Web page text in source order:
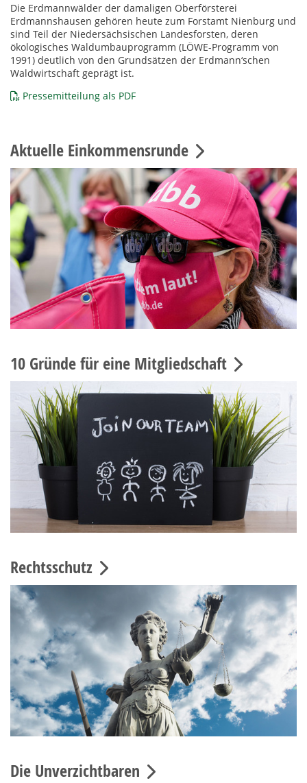
Die Erdmannwälder der damaligen Oberförsterei
Erdmannshausen gehören heute zum Forstamt Nienburg und
sind Teil der Niedersächsischen Landesforsten, deren
ökologisches Waldumbauprogramm (LÖWE-Programm von
1991) deutlich von den Grundsätzen der Erdmann‘schen
Waldwirtschaft geprägt ist.
Pressemitteilung als PDF
Aktuelle Einkommensrunde
10 Gründe für eine Mitgliedschaft
Rechtsschutz
Die Unverzichtbaren